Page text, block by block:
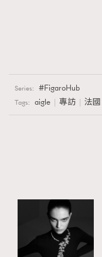
Series: FigaroHub
Tags: aigle 專訪 法國